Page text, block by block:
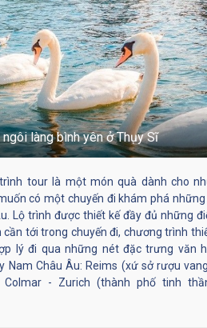
làng bình yên ở Thụy Sĩ
tour là một món quà dành cho
có một chuyến đi khám phá
Lộ trình được thiết kế đầy đủ những
cần tới trong chuyến đi, chương trình
lý đi qua những nét đặc trưng văn
Nam Châu Âu: Reims (xứ sở rượu
Colmar - Zurich (thành phố tinh